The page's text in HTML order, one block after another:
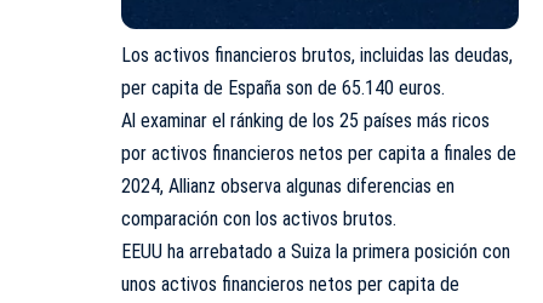
Los activos financieros brutos, incluidas las deudas,
per capita de España son de 65.140 euros.
Al examinar el ránking de los 25 países más ricos
por activos financieros netos per capita a finales de
2024, Allianz observa algunas diferencias en
comparación con los activos brutos.
EEUU ha arrebatado a Suiza la primera posición con
unos activos financieros netos per capita de